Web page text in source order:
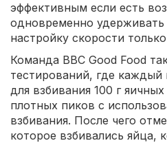
эффективным если есть
одновременно удерживать
настройку скорости
Команда BBC Good Food
тестирований, где каждый
для взбивания 100 г
плотных пиков с
взбивания. После чего
которое взбивались яйца,